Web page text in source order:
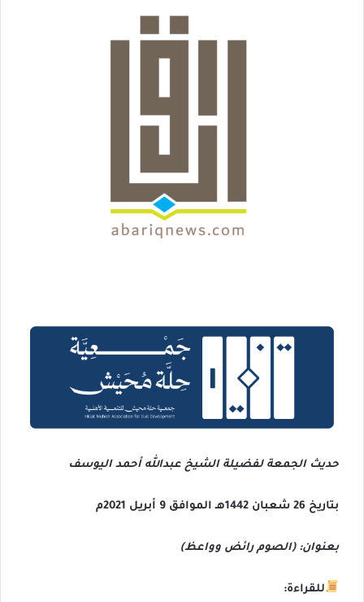
حديث الجمعة لفضيلة الشيخ عبدالله أحمد اليوسف
بتاريخ 26 شعبان 1442هـ الموافق 9 أبريل 2021م
بعنوان: (الصوم رائض وواعظ)
للقراءة: